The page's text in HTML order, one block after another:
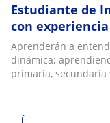
Estudiante de
con
básicas
Aprenderán a
dinámica;
primaria, secundaria